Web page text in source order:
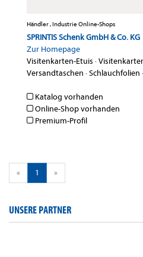
Händler , Industrie Online-Shops
SPRINTIS Schenk GmbH & Co. KG
Zur Homepage
Visitenkarten-Etuis ·
Versandtaschen ·Schlauchfolien ·
Katalog vorhanden
Online-Shop vorhanden
Premium-Profil
« 1 »
UNSERE PARTNER